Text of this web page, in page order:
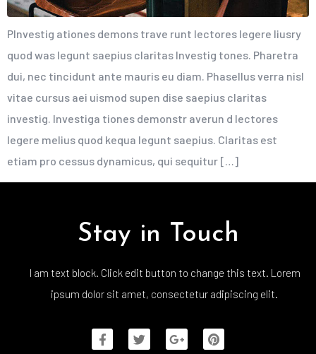
PInvestig ationes demons trave runt lectores legere liusry
quod was legunt saepius claritas Investig tones. Pharetra
dui, nec tincidunt ante mauris eu diam. Phasellus verra nisl
vitae cursus aei uismod supen dise saepius claritas
investig. Investiga tiones demonstr averun d lectores
legere melius quod kequa legunt saepius. Claritas est
etiam pro cessus dynamicus, qui sequitur […]
Stay in Touch
I am text block. Click edit button to change this text. Lorem
ipsum dolor sit amet, consectetur adipiscing elit.